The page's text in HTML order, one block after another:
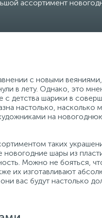
ассортимент
с новыми веяниями,
в лету. Однако, это
с детства шарики в
настолько, насколько
на
таких
шары из
Можно не бояться,
их изготавливают
вас будут настолько